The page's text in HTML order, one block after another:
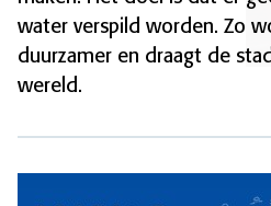
water verspild worden. Zo
duurzamer en draagt de
wereld.